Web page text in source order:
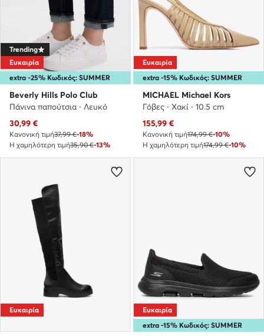
extra -25% Κωδικός: SUMMER
Trending
Ευκαιρία
Beverly Hills Polo Club
Πάνινα παπούτσια · Λευκό
Τρέχουσα τιμή
30,99 €
Κανονική τιμή37,99 €-18%
Η χαμηλότερη τιμή35,90 €-13%
extra -15% Κωδικός: SUMMER
Ευκαιρία
MICHAEL Michael Kors
Γόβες · Χακί · 10.5 cm
Τρέχουσα τιμή
155,99 €
Κανονική τιμή174,99 €-10%
Η χαμηλότερη τιμή174,99 €-10%
Ευκαιρία
extra -15% Κωδικός: SUMMER
Ευκαιρία